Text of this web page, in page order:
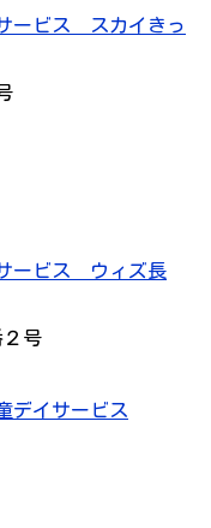
ービス スカイきっ
ービス ウィズ長
２号
デイサービス